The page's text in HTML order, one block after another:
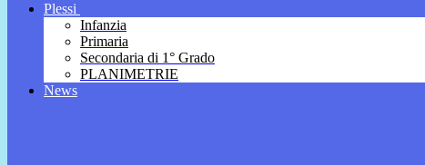
Plessi
Infanzia
Primaria
Secondaria di 1° Grado
PLANIMETRIE
News